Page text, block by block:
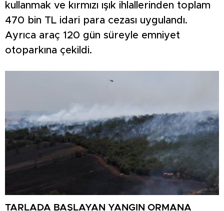
kullanmak ve kırmızı ışık ihlallerinden toplam
470 bin TL idari para cezası uygulandı.
Ayrıca araç 120 gün süreyle emniyet
otoparkına çekildi.
TARLADA BAŞLAYAN YANGIN ORMANA